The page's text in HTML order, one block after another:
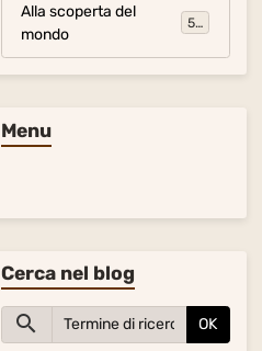
Alla scoperta del
mondo
54
Menu
Cerca nel blog
OK